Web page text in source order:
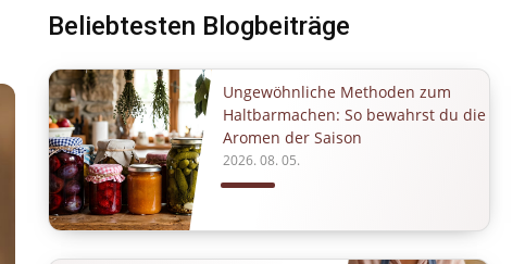
Beliebtesten Blogbeiträge
Ungewöhnliche Methoden zum
Haltbarmachen: So bewahrst du die
Aromen der Saison
2026. 08. 05.